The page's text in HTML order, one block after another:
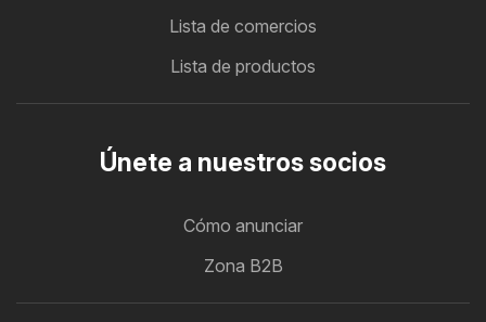
Lista de comercios
Lista de productos
Únete a nuestros socios
Cómo anunciar
Zona B2B